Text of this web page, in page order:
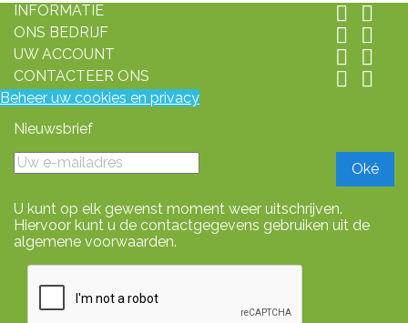
INFORMATIE
 
ONS BEDRIJF  
UW ACCOUNT  
CONTACTEER ONS  
Beheer uw cookies en privacy
Nieuwsbrief
U kunt op elk gewenst moment weer uitschrijven.
Hiervoor kunt u de contactgegevens gebruiken uit de
algemene voorwaarden.